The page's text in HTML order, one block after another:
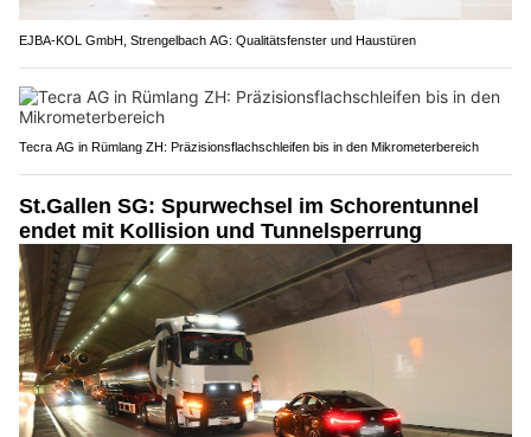
EJBA-KOL GmbH, Strengelbach AG: Qualitätsfenster und Haustüren
Tecra AG in Rümlang ZH: Präzisionsflachschleifen bis in den Mikrometerbereich
St.Gallen SG: Spurwechsel im Schorentunnel
endet mit Kollision und Tunnelsperrung